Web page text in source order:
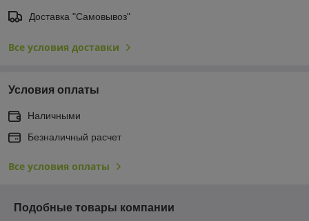
Доставка "Самовывоз"
Все условия доставки
Условия оплаты
Наличными
Безналичный расчет
Все условия оплаты
Подобные товары компании